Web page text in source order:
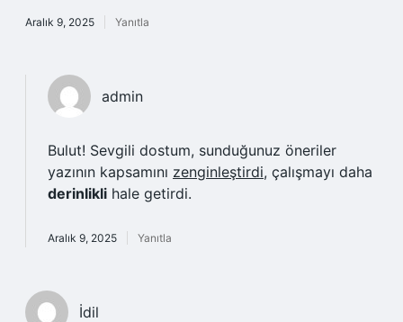
Aralık 9, 2025 Yanıtla
admin
Bulut! Sevgili dostum, sunduğunuz öneriler
yazının kapsamını zenginleştirdi, çalışmayı daha
derinlikli hale getirdi.
Aralık 9, 2025 Yanıtla
İdil